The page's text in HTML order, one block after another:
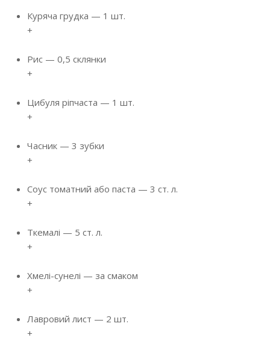
Куряча грудка — 1 шт.
+
Рис — 0,5 склянки
+
Цибуля ріпчаста — 1 шт.
+
Часник — 3 зубки
+
Соус томатний або паста — 3 ст. л.
+
Ткемалі — 5 ст. л.
+
Хмелі-сунелі — за смаком
+
Лавровий лист — 2 шт.
+